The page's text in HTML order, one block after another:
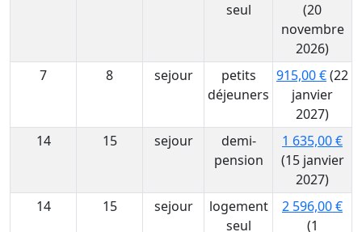
seul
(20
novembre
2026)
7
8 sejour
petits
déjeuners
915,00 €(22
janvier
2027)
14
15 sejour
demi-
pension
1 635,00 €
(15 janvier
2027)
14
15 sejour
logement
seul
2 596,00 €
(1